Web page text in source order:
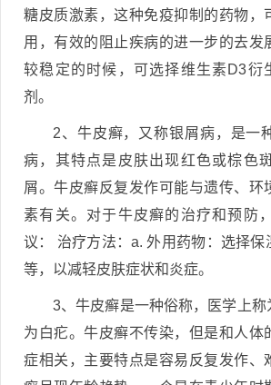
糖皮质激素，这种免疫抑制的药物，
用，有效的阻止疾病的进一步的去发
较稳定的时候，可选择维生素D3衍
剂。
2、牛皮癣，又称银屑病，是一
病，其特点是皮肤出现红色或棕色
屑。牛皮癣反复发作可能与遗传、环
素有关。对于牛皮癣的治疗和预防
议： 治疗方法：a. 外用药物：选择保
等，以减轻皮肤症状和炎症。
3、牛皮癣是一种俗称，医学上称
为白疕。牛皮癣不传染，但是和人体
症相关，主要特点是容易反复发作、